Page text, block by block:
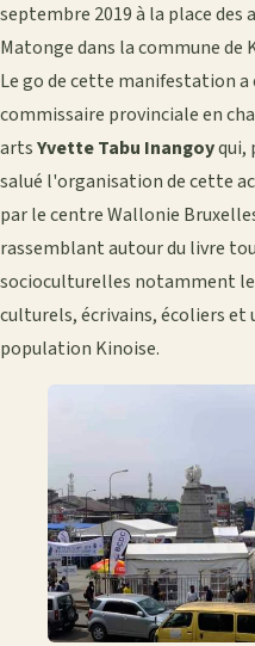
septembre 2019 à la place
Matonge dans la commune de
Le go de cette manifestation a
commissaire provinciale en
artsYvette Tabu Inangoyqui,
salué l'organisation de cette
par le centre Wallonie
rassemblant autour du livre
socioculturelles notamment
culturels, écrivains, écoliers et
population Kinoise.